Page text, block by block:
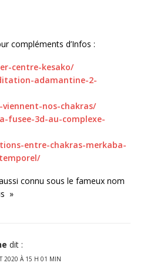
compléments d’Infos :
centre-kesako/
adamantine-2-
nos-chakras/
fusee-3d-au-complexe-
entre-chakras-merkaba-
connu sous le fameux nom
»
dit :
2020 À 15 H 01 MIN